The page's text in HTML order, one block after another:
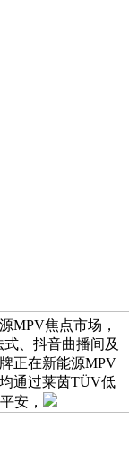
MPV焦点市场，
、抖音曲播间及
正在新能源MPV
通过莱茵TÜV低
安，